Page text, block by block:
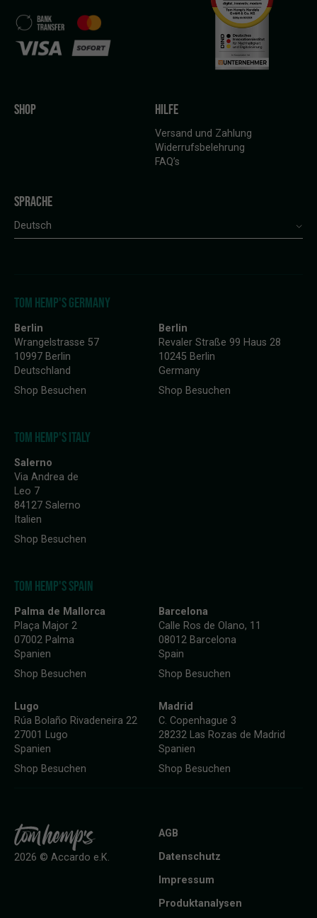
SHOP HILFE
Versand und Zahlung
Widerrufsbelehrung
FAQ’s
SPRACHE
Deutsch
TOM HEMP'S GERMANY
Berlin
Wrangelstrasse 57
10997 Berlin
Deutschland
Shop Besuchen
Berlin
Revaler Straße 99 Haus 28
10245 Berlin
Germany
Shop Besuchen
TOM HEMP'S ITALY
Salerno
Via Andrea de
Leo 7
84127 Salerno
Italien
Shop Besuchen
TOM HEMP'S SPAIN
Palma de Mallorca
Plaça Major 2
07002 Palma
Spanien
Shop Besuchen
Barcelona
Calle Ros de Olano, 11
08012 Barcelona
Spain
Shop Besuchen
Lugo
Rúa Bolaño Rivadeneira 22
27001 Lugo
Spanien
Shop Besuchen
Madrid
C. Copenhague 3
28232 Las Rozas de Madrid
Spanien
Shop Besuchen
AGB
Datenschutz
Impressum
Produktanalysen
2026 © Accardo e.K.